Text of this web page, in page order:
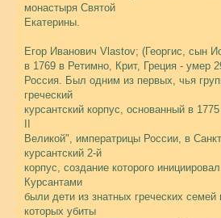
монастыря Святой
Екатерины.
Егор Иванович Vlastov; (Георгис, сын
в 1769 в Ретимно, Крит, Греция - умер
Россия. Был одним из первых, чья
греческий
курсантский корпус, основанный в
Великой", императрицы России, в
курсантский 2-й
корпус, создание которого
Курсантами
были дети из знатных греческих
которых убиты